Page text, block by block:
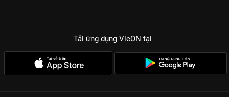
Tải ứng dụng VieON tại